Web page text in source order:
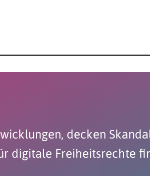
decken
digitale Freiheitsrechte